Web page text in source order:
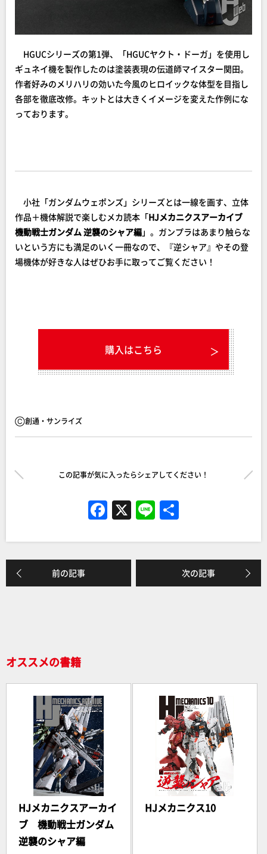
HGUCシリーズの第1弾、「HGUCヤクト・ドーガ」を使用し
ギュネイ機を製作したのは塗装表現の伝道師マイスター関田。
作者好みのメリハリの効いた今風のヒロイックな体型を目指し
各部を徹底改修。キットとは大きくイメージを変えた作例にな
っております。
小社「ガンダムウェポンズ」シリーズとは一線を画す、立体
作品＋機体解説で楽しむメカ読本「HJメカニクスアーカイブ
機動戦士ガンダム 逆襲のシャア編」。ガンプラはあまり触らな
いという方にも満足のいく一冊なので、『逆シャア』やその登
場機体が好きな人はぜひお手に取ってご覧ください！
購入はこちら
Ⓒ創通・サンライズ
この記事が気に入ったらシェアしてください！
F
c
e
b
X Li
e
前の記事 次の記事
オススメの書籍
HJメカニクスアーカイ
ブ 機動戦士ガンダム
逆襲のシャア編
HJメカニクス10